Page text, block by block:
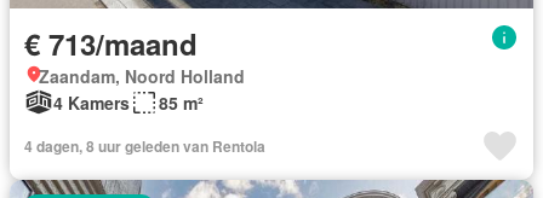
€ 713/maand
Zaandam, Noord Holland
4 Kamers
85 m²
4 dagen, 8 uur geleden van Rentola